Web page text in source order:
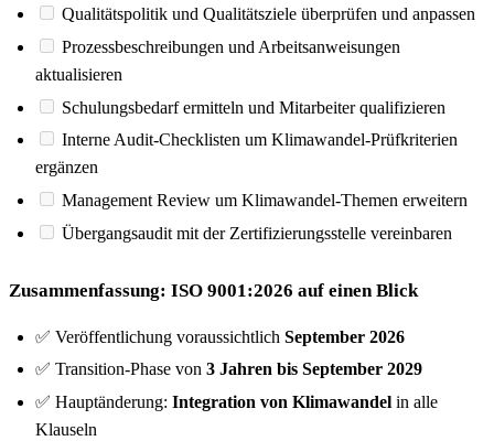
Qualitätspolitik und Qualitätsziele überprüfen und anpassen
Prozessbeschreibungen und Arbeitsanweisungen
aktualisieren
Schulungsbedarf ermitteln und Mitarbeiter qualifizieren
Interne Audit-Checklisten um Klimawandel-Prüfkriterien
ergänzen
Management Review um Klimawandel-Themen erweitern
Übergangsaudit mit der Zertifizierungsstelle vereinbaren
Zusammenfassung: ISO 9001:2026 auf einen Blick
✅ Veröffentlichung voraussichtlich September 2026
✅ Transition-Phase von 3 Jahren bis September 2029
✅ Hauptänderung: Integration von Klimawandel in alle
Klauseln